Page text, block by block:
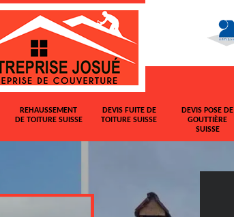
REHAUSSEMENT
DE TOITURE SUISSE
DEVIS FUITE DE
TOITURE SUISSE
DEVIS POSE DE
GOUTTIÈRE
SUISSE